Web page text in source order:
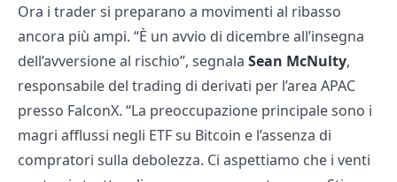
Ora i trader si preparano a movimenti al ribasso
ancora più ampi. “È un avvio di dicembre all’insegna
dell’avversione al rischio”, segnala Sean McNulty,
responsabile del trading di derivati per l’area APAC
presso FalconX. “La preoccupazione principale sono i
magri afflussi negli ETF su Bitcoin e l’assenza di
compratori sulla debolezza. Ci aspettiamo che i venti